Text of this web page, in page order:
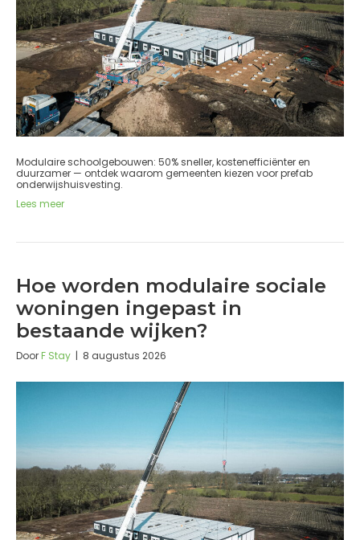
Modulaire schoolgebouwen: 50% sneller, kostenefficiënter en
duurzamer — ontdek waarom gemeenten kiezen voor prefab
onderwijshuisvesting.
Lees meer
Hoe worden modulaire sociale
woningen ingepast in
bestaande wijken?
DoorF Stay | 8 augustus 2026